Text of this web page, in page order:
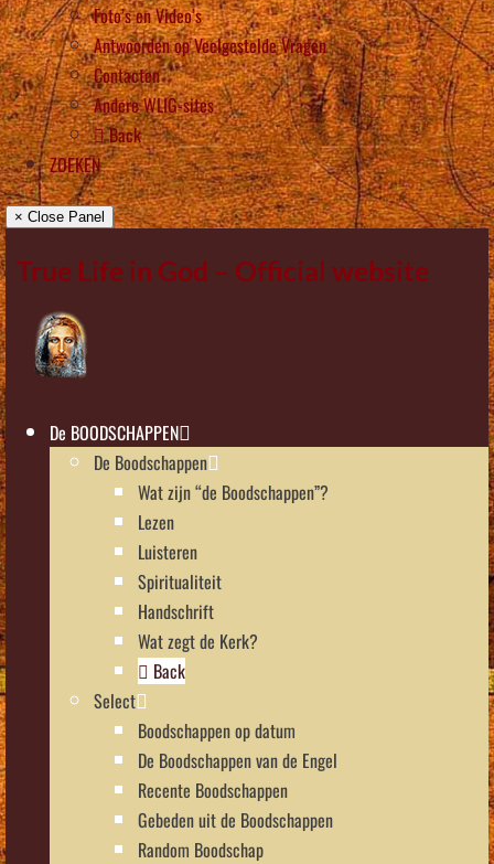
Foto’s en Video’s
Antwoorden op Veelgestelde Vragen
Contacten
Andere WLIG-sites
Back
ZOEKEN
× Close Panel
True Life in God – Official website
De BOODSCHAPPEN
De Boodschappen
Wat zijn “de Boodschappen”?
Lezen
Luisteren
Spiritualiteit
Handschrift
Wat zegt de Kerk?
Back
Select
Boodschappen op datum
De Boodschappen van de Engel
Recente Boodschappen
Gebeden uit de Boodschappen
Random Boodschap